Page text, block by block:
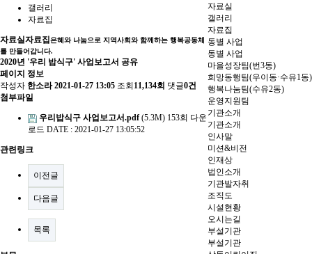
자료실
갤러리
자료집
동별 사업
동별 사업
마을성장팀(번3동)
희망동행팀(우이동·수유1동)
행복나눔팀(수유2동)
운영지원팀
기관소개
기관소개
인사말
미션&비전
인재상
법인소개
기관발자취
조직도
시설현황
오시는길
부설기관
부설기관
갤러리
자료집
자료실자료집은혜와 나눔으로 지역사회와 함께하는 행복공동체
를 만들어갑니다.
2020년 '우리 밥식구' 사업보고서 공유
페이지 정보
작성자 한소라 2021-01-27 13:05 조회 11,134회 댓글0건
첨부파일
우리밥식구 사업보고서.pdf(5.3M) 153회 다운
로드 DATE : 2021-01-27 13:05:52
관련링크
이전글
다음글
목록